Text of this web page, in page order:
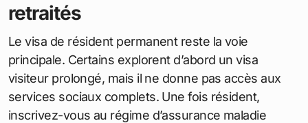
retraités
Le visa de résident permanent reste la voie
principale. Certains explorent d’abord un visa
visiteur prolongé, mais il ne donne pas accès aux
services sociaux complets. Une fois résident,
inscrivez-vous au régime d’assurance maladie